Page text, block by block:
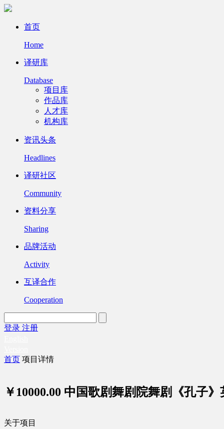
首页
Home
译研库
Database
项目库
作品库
人才库
机构库
资讯头条
Headlines
译研社区
Community
资料分享
Sharing
品牌活动
Activity
互译合作
Cooperation
登录 注册
首页 项目详情
￥10000.00 中国歌剧舞剧院舞剧《孔子》
关于项目